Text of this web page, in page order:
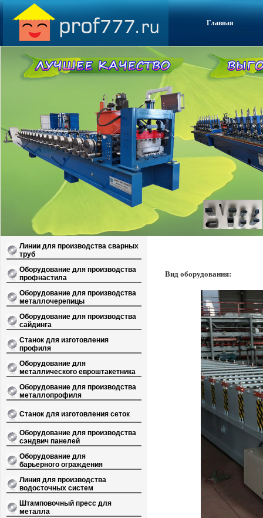
Главная
Линии для производства сварных
труб
Оборудование для производства
профнастила
Оборудование для производства
металлочерепицы
Оборудование для производства
сайдинга
Станок для изготовления
профиля
Оборудование для
металлического евроштакетника
Оборудование для производства
металлопрофиля
Станок для изготовления сеток
Оборудование для производства
сэндвич панелей
Оборудование для
барьерного ограждения
Линия для производства
водосточных систем
Штамповочный пресс для
металла
Вид оборудования: